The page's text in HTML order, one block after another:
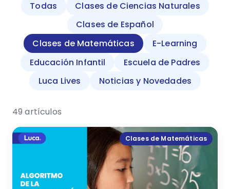
Todas
Clases de Ciencias Naturales
Clases de Español
Clases de Matemáticas
E-Learning
Educación Infantil
Escuela de Padres
Luca Lives
Noticias y Novedades
49 artículos
Clases de Matemáticas